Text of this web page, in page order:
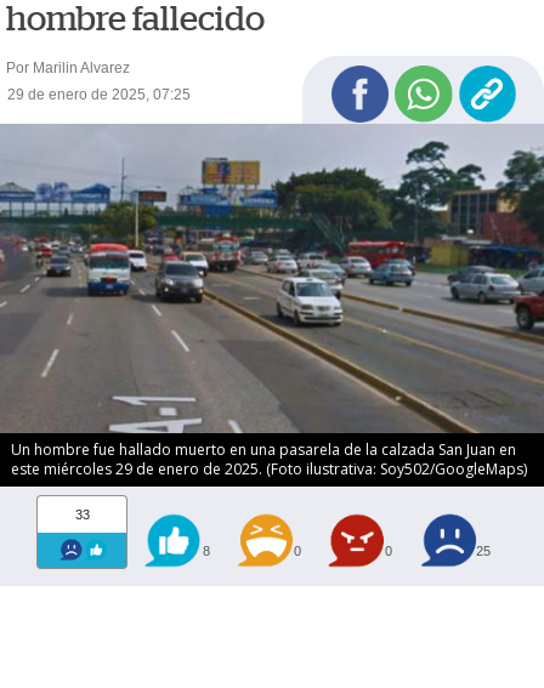
hombre fallecido
Por Marilin Alvarez
29 de enero de 2025, 07:25
Un hombre fue hallado muerto en una pasarela de la calzada San Juan en
este miércoles 29 de enero de 2025. (Foto ilustrativa: Soy502/GoogleMaps)
33
8 0 0 25